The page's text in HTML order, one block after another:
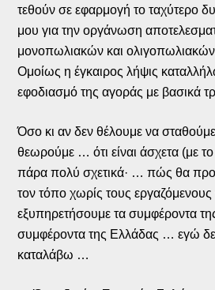
τεθούν σε εφαρμογή το ταχύτερο
μου για την οργάνωση
μονοπωλιακών και
Ομοίως η έγκαιρος λήψις
εφοδιασμό της αγοράς με βασικά
Όσο κι αν δεν θέλουμε να
θεωρούμε … ότι είναι άσχετα (με
πάρα πολύ σχετικά· … πώς θα
τον τόπο χωρίς τους εργαζόμενους
εξυπηρετήσουμε τα συμφέροντα
συμφέροντα της Ελλάδας … εγώ
καταλάβω …